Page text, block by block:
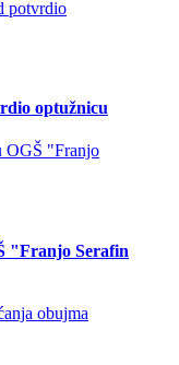
optužnicu
"Franjo Serafin